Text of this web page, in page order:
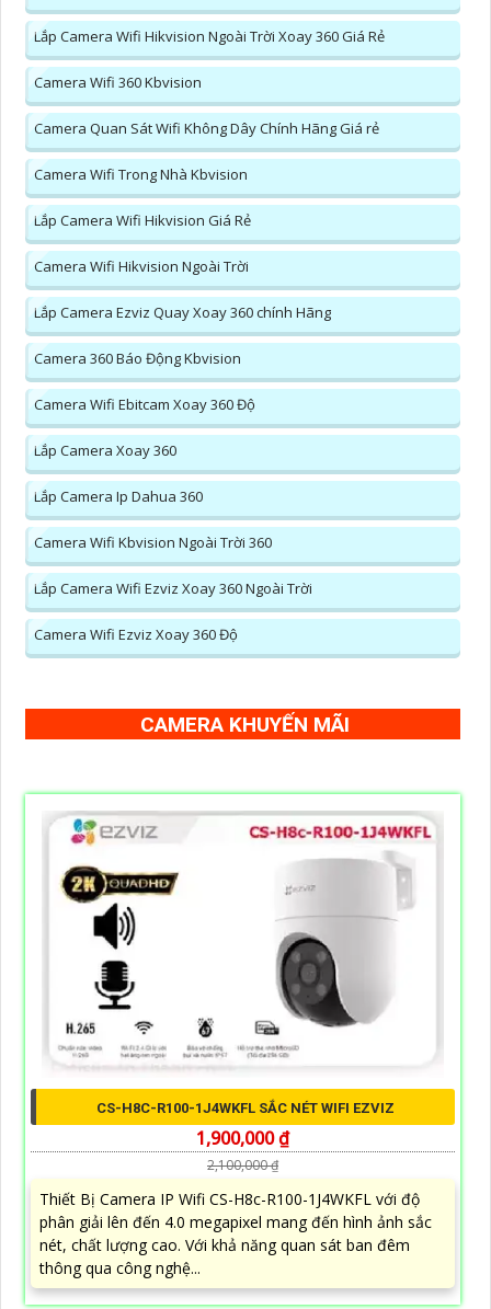
Lắp Camera Wifi Hikvision Ngoài Trời Xoay 360 Giá Rẻ
Camera Wifi 360 Kbvision
Camera Quan Sát Wifi Không Dây Chính Hãng Giá rẻ
Camera Wifi Trong Nhà Kbvision
Lắp Camera Wifi Hikvision Giá Rẻ
Camera Wifi Hikvision Ngoài Trời
Lắp Camera Ezviz Quay Xoay 360 chính Hãng
Camera 360 Báo Động Kbvision
Camera Wifi Ebitcam Xoay 360 Độ
Lắp Camera Xoay 360
Lắp Camera Ip Dahua 360
Camera Wifi Kbvision Ngoài Trời 360
Lắp Camera Wifi Ezviz Xoay 360 Ngoài Trời
Camera Wifi Ezviz Xoay 360 Độ
CAMERA KHUYẾN MÃI
CS-H8C-R100-1J4WKFL SẮC NÉT WIFI EZVIZ
1,900,000 ₫
2,100,000 ₫
Thiết Bị Camera IP Wifi CS-H8c-R100-1J4WKFL với độ
phân giải lên đến 4.0 megapixel mang đến hình ảnh sắc
nét, chất lượng cao. Với khả năng quan sát ban đêm
thông qua công nghệ...